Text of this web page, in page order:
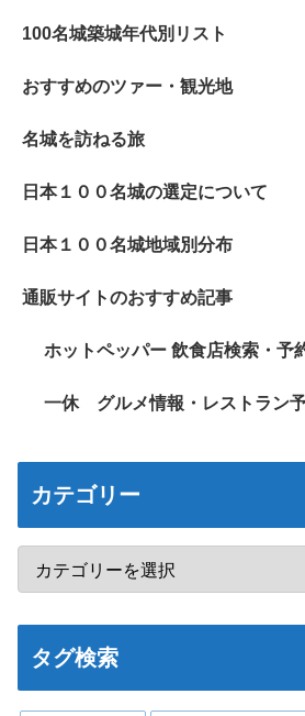
100名城築城年代別リスト
おすすめのツァー・観光地
名城を訪ねる旅
日本１００名城の選定について
日本１００名城地域別分布
通販サイトのおすすめ記事
ホットペッパー 飲食店検索・予
一休 グルメ情報・レストラン
カテゴリー
タグ検索